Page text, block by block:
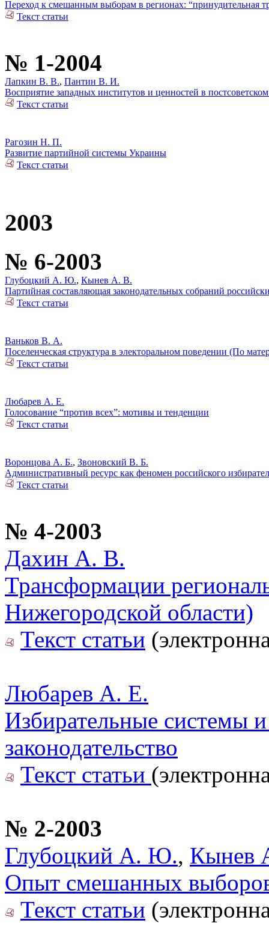
Переход к смешанным выборам в регионах: “принудительная
Текст статьи
№ 1-2004
Лапкин В. В., Пантин В. И.
Восприятие западных институтов и ценностей в
Текст статьи
Рагозин Н. П.
Развитие партийной системы Украины
Текст статьи
2003
№ 6-2003
Глубоцкий А. Ю., Кынев А. В.
Партийная составляющая законодательных собраний
Текст статьи
Ваньков В. А.
Поселенческая структура в электоральном поведении (По
Текст статьи
Любарев А. Е.
Голосование “против всех”: мотивы и тенденции
Текст статьи
Воронцова А. Б., Звоновский В. Б.
Административный ресурс как феномен российского
Текст статьи
№ 4-2003
Дахин А. В.
Трансформации
Нижегородской области)
Текст статьи
Любарев А. Е.
Избирательные системы и
законодательство
Текст статьи
№ 2-2003
Глубоцкий А. Ю., Кынев
Опыт смешанных
Текст статьи